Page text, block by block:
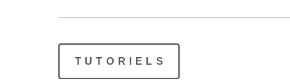
TUTORIELS